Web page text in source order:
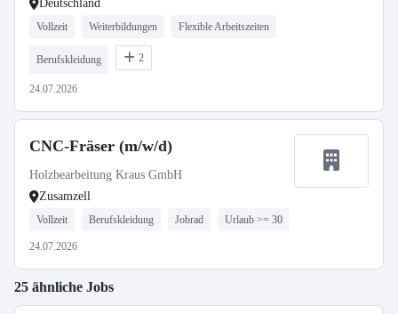
Deutschland
Vollzeit Weiterbildungen Flexible Arbeitszeiten
Berufskleidung 2
24.07.2026
CNC-Fräser (m/w/d)
Holzbearbeitung Kraus GmbH
Zusamzell
Vollzeit Berufskleidung Jobrad Urlaub >= 30
24.07.2026
25 ähnliche Jobs